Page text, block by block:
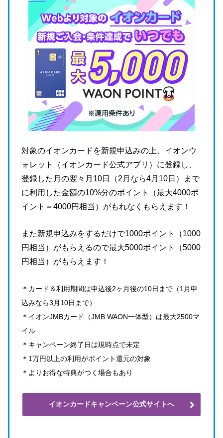
対象のイオンカードを新規申込みの上、イオンウ
ォレット（イオンカード公式アプリ）に登録し、
登録した月の翌々月10日（2月なら4月10日）まで
に利用した金額の10%分のポイント（最大4000ポ
イント＝4000円相当）がもれなくもらえます！
また新規申込みをするだけで1000ポイント（1000
円相当）がもらえるので最大5000ポイント（5000
円相当）がもらえます！
＊カード＆利用期間は申込後2ヶ月後の10日まで（1月申
込みなら3月10日まで）
＊イオンJMBカード（JMB WAON一体型）は最大2500マ
イル
＊キャンペーン終了日は現時点で未定
＊1万円以上の利用がポイント還元の対象
＊よりお得な特典がつく場合もあり
イオンカードキャンペーン公式サイトへ